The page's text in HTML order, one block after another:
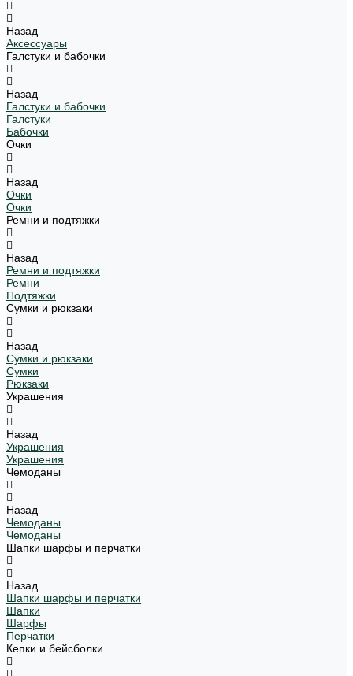
Назад
Аксессуары
Галстуки и бабочки
Назад
Галстуки и бабочки
Галстуки
Бабочки
Очки
Назад
Очки
Очки
Ремни и подтяжки
Назад
Ремни и подтяжки
Ремни
Подтяжки
Сумки и рюкзаки
Назад
Сумки и рюкзаки
Сумки
Рюкзаки
Украшения
Назад
Украшения
Украшения
Чемоданы
Назад
Чемоданы
Чемоданы
Шапки шарфы и перчатки
Назад
Шапки шарфы и перчатки
Шапки
Шарфы
Перчатки
Кепки и бейсболки